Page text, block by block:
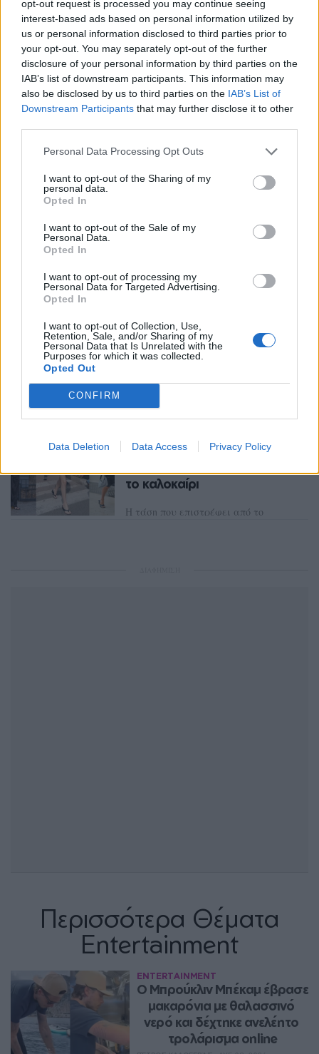
opt-out request is processed you may continue seeing
interest-based ads based on personal information utilized by
us or personal information disclosed to third parties prior to
your opt-out. You may separately opt-out of the further
disclosure of your personal information by third parties on the
IAB’s list of downstream participants. This information may
also be disclosed by us to third parties on the IAB’s List of
Downstream Participants that may further disclose it to other
Personal Data Processing Opt Outs
I want to opt-out of the Sharing of my
personal data.
Opted In
I want to opt-out of the Sale of my
Personal Data.
Opted In
I want to opt-out of processing my
Personal Data for Targeted Advertising.
Opted In
I want to opt-out of Collection, Use,
Retention, Sale, and/or Sharing of my
Personal Data that Is Unrelated with the
Purposes for which it was collected.
Opted Out
CONFIRM
Data Deletion Data Access Privacy Policy
μάθετε πρώτοιτα πιο hot νέα .
Διαβάστε Ακόμη
των 2000s κάνει
το καλοκαίρι
Η τάση που επιστρέφει από το
Περισσότερα Θέματα
Entertainment
ENTERTAINMENT
Ο Μπρούκλιν Μπέκαμ έβρασε
μακαρόνια με θαλασσινό
νερό και δέχτηκε ανελέητο
τρολάρισμα online